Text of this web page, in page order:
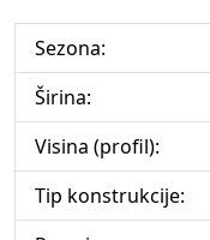
Sezona:
Širina:
Visina (profil):
Tip konstrukcije: